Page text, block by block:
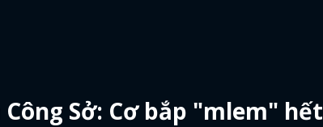
Sở: Cơ bắp "mlem" hết